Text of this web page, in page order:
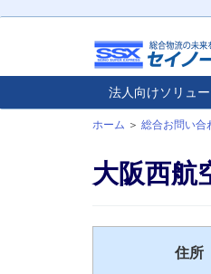
法人向けソリュ
ホーム ＞ 総合お問い合
大阪西航
住所